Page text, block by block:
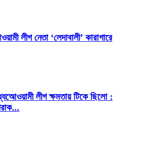
লীগ নেতা ‘লেদাবালী’ কারাগারে
লীগ ক্ষমতায় টিকে ছিলো :